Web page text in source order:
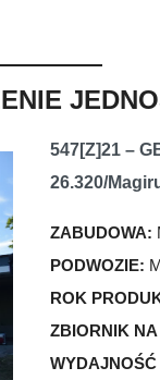
547[Z]21 –
26.320/
ZABUDOWA:
PODWOZIE:
ROK
ZBIORNIK